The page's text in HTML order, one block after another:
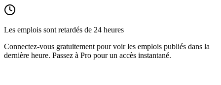
Les emplois sont retardés de 24 heures
Connectez-vous gratuitement pour voir les emplois publiés dans la
dernière heure. Passez à Pro pour un accès instantané.